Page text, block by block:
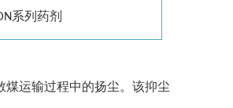
系列药剂
运输过程中的扬尘。该抑尘